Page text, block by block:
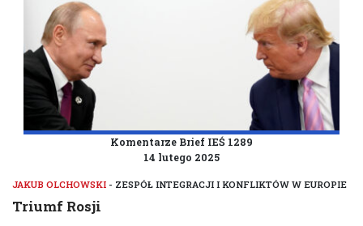
Komentarze Brief IEŚ 1289
14 lutego 2025
JAKUB OLCHOWSKI - ZESPÓŁ INTEGRACJI I KONFLIKTÓW W EUROPIE
Triumf Rosji